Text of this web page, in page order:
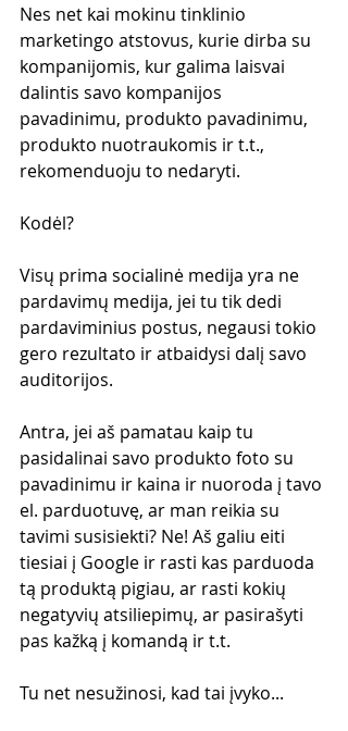
Nes net kai mokinu tinklinio
marketingo atstovus, kurie dirba su
kompanijomis, kur galima laisvai
dalintis savo kompanijos
pavadinimu, produkto pavadinimu,
produkto nuotraukomis ir t.t.,
rekomenduoju to nedaryti.
Kodėl?
Visų prima socialinė medija yra ne
pardavimų medija, jei tu tik dedi
pardaviminius postus, negausi tokio
gero rezultato ir atbaidysi dalį savo
auditorijos.
Antra, jei aš pamatau kaip tu
pasidalinai savo produkto foto su
pavadinimu ir kaina ir nuoroda į tavo
el. parduotuvę, ar man reikia su
tavimi susisiekti? Ne! Aš galiu eiti
tiesiai į Google ir rasti kas parduoda
tą produktą pigiau, ar rasti kokių
negatyvių atsiliepimų, ar pasirašyti
pas kažką į komandą ir t.t.
Tu net nesužinosi, kad tai įvyko...